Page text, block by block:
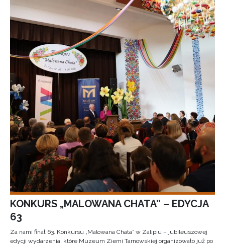
KONKURS „MALOWANA CHATA” – EDYCJA
63
Za nami finał 63. Konkursu „Malowana Chata” w Zalipiu – jubileuszowej
edycji wydarzenia, które Muzeum Ziemi Tarnowskiej organizowało już po